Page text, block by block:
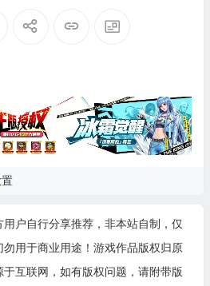
户自行分享推荐，非本站自制，仅
用于商业用途！游戏作品版权归原
互联网，如有版权问题，请附带版